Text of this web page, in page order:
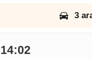
3
14:02